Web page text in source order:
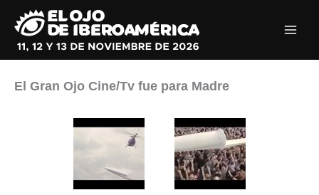
contenido
El Gran Ojo Cine/Tv fue para Madre